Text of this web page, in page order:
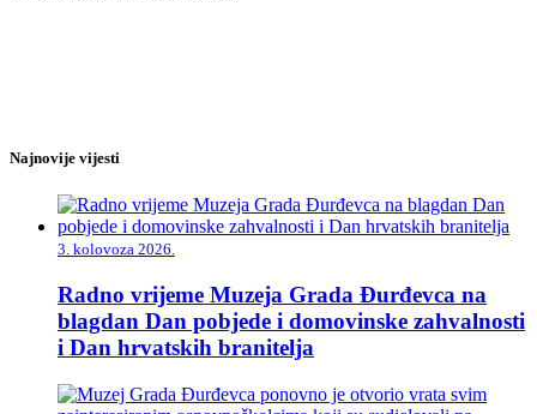
Najnovije vijesti
3. kolovoza 2026.
Radno vrijeme Muzeja Grada Đurđevca na
blagdan Dan pobjede i domovinske zahvalnosti
i Dan hrvatskih branitelja